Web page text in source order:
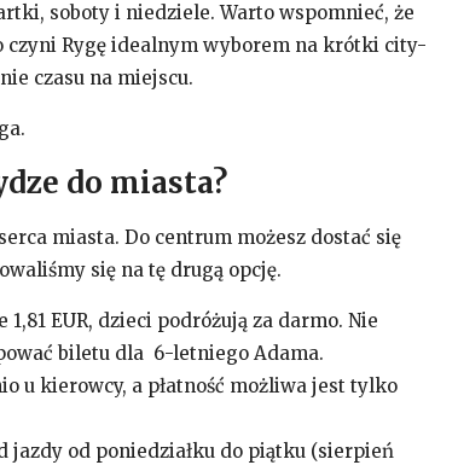
soboty i niedziele. Warto wspomnieć, że
Rygę idealnym wyborem na krótki city-
czasu na miejscu.
do miasta?
miasta. Do centrum możesz dostać się
się na tę drugą opcję.
EUR, dzieci podróżują za darmo. Nie
biletu dla 6-letniego Adama.
u kierowcy, a płatność możliwa jest tylko
jazdy od poniedziałku do piątku (sierpień